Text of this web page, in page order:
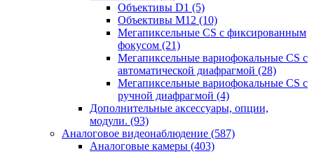
Объективы D1 (5)
Объективы M12 (10)
Мегапиксельные CS c фиксированным
фокусом (21)
Мегапиксельные вариофокальные CS c
автоматической диафрагмой (28)
Мегапиксельные вариофокальные CS c
ручной диафрагмой (4)
Дополнительные аксессуары, опции,
модули. (93)
Аналоговое видеонаблюдение (587)
Аналоговые камеры (403)